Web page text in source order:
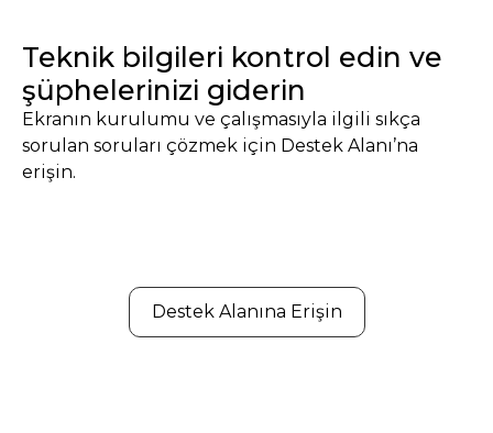
Teknik bilgileri kontrol edin ve
şüphelerinizi giderin
Ekranın kurulumu ve çalışmasıyla ilgili sıkça
sorulan soruları çözmek için Destek Alanı’na
erişin.
Destek Alanına Erişin